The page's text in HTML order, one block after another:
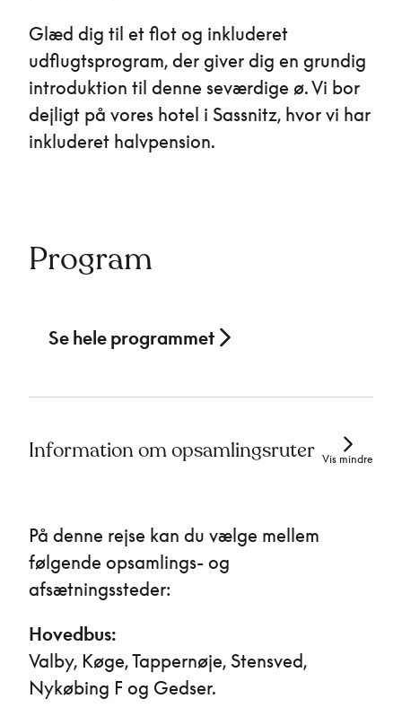
Glæd dig til et flot og inkluderet
udflugtsprogram, der giver dig en grundig
introduktion til denne seværdige ø. ​Vi bor
dejligt på vores hotel i Sassnitz, hvor vi har
inkluderet halvpension.
Program
Se hele programmet
Information om opsamlingsruter Vis mindre
På denne rejse kan du vælge mellem
følgende opsamlings- og
afsætningssteder:
Hovedbus:
Valby, Køge, Tappernøje, Stensved,
Nykøbing F og Gedser.